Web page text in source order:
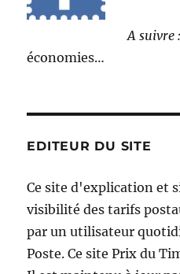
A suivre
économies…
EDITEUR DU SITE
Ce site d'explication et
visibilité des tarifs
par un utilisateur
Poste. Ce site Prix du